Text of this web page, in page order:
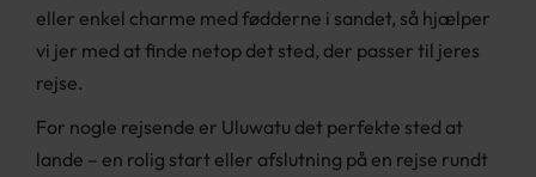
eller enkel charme med fødderne i sandet, så hjælper
vi jer med at finde netop det sted, der passer til jeres
rejse.
For nogle rejsende er Uluwatu det perfekte sted at
lande – en rolig start eller afslutning på en rejse rundt